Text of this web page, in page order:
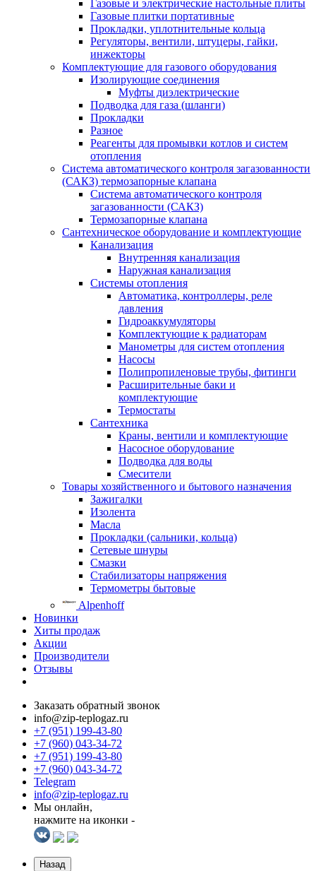
Газовые и электрические настольные плиты
Газовые плитки портативные
Прокладки, уплотнительные кольца
Регуляторы, вентили, штуцеры, гайки,
инжекторы
Комплектующие для газового оборудования
Изолирующие соединения
Муфты диэлектрические
Подводка для газа (шланги)
Прокладки
Разное
Реагенты для промывки котлов и систем
отопления
Система автоматического контроля загазованности
(САКЗ) термозапорные клапана
Система автоматического контроля
загазованности (САКЗ)
Термозапорные клапана
Сантехническое оборудование и комплектующие
Канализация
Внутренняя канализация
Наружная канализация
Системы отопления
Автоматика, контроллеры, реле
давления
Гидроаккумуляторы
Комплектующие к радиаторам
Манометры для систем отопления
Насосы
Полипропиленовые трубы, фитинги
Расширительные баки и
комплектующие
Термостаты
Сантехника
Краны, вентили и комплектующие
Насосное оборудование
Подводка для воды
Смесители
Товары хозяйственного и бытового назначения
Зажигалки
Изолента
Масла
Прокладки (сальники, кольца)
Сетевые шнуры
Смазки
Стабилизаторы напряжения
Термометры бытовые
Alpenhoff
Новинки
Хиты продаж
Акции
Производители
Отзывы
Заказать обратный звонок
info@zip-teplogaz.ru
+7 (951) 199-43-80
+7 (960) 043-34-72
+7 (951) 199-43-80
+7 (960) 043-34-72
Telegram
info@zip-teplogaz.ru
Мы онлайн,
нажмите на иконки -
Назад